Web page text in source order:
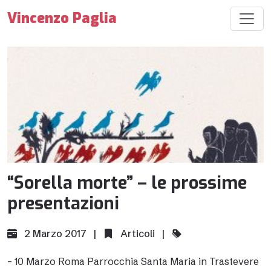
Vincenzo Paglia
“Sorella morte” – le prossime
presentazioni
2 Marzo 2017 | Articoli |
– 10 Marzo Roma Parrocchia Santa Maria in Trastevere